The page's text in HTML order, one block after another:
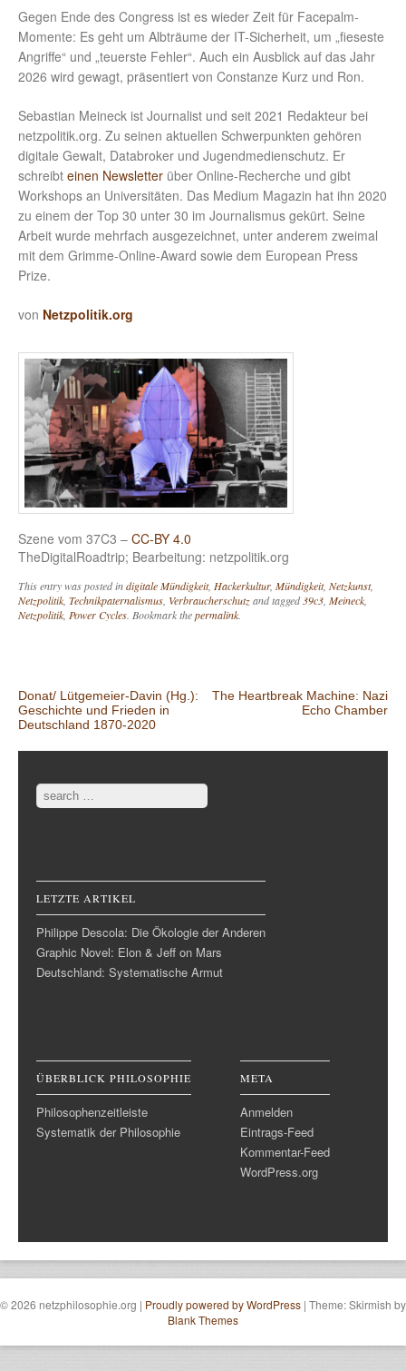
Gegen Ende des Congress ist es wieder Zeit für Facepalm-
Momente: Es geht um Albträume der IT-Sicherheit, um „fieseste
Angriffe“ und „teuerste Fehler“. Auch ein Ausblick auf das Jahr
2026 wird gewagt, präsentiert von Constanze Kurz und Ron.
Sebastian Meineck ist Journalist und seit 2021 Redakteur bei
netzpolitik.org. Zu seinen aktuellen Schwerpunkten gehören
digitale Gewalt, Databroker und Jugendmedienschutz. Er
schreibt einen Newsletter über Online-Recherche und gibt
Workshops an Universitäten. Das Medium Magazin hat ihn 2020
zu einem der Top 30 unter 30 im Journalismus gekürt. Seine
Arbeit wurde mehrfach ausgezeichnet, unter anderem zweimal
mit dem Grimme-Online-Award sowie dem European Press
Prize.
von Netzpolitik.org
Szene vom 37C3 – CC-BY 4.0
TheDigitalRoadtrip; Bearbeitung: netzpolitik.org
This entry was posted indigitale Mündigkeit, Hackerkultur, Mündigkeit, Netzkunst,
Netzpolitik Technikpaternalismus Verbraucherschutzand tagged 39c3 Meineck
Netzpolitik Power Cycles . Bookmark thepermalink
Post navigation
Donat/ Lütgemeier-Davin (Hg.):
Geschichte und Frieden in
Deutschland 1870-2020
The Heartbreak Machine: Nazi
Echo Chamber
Search
LETZTE ARTIKEL
Philippe Descola: Die Ökologie der Anderen
Graphic Novel: Elon & Jeff on Mars
Deutschland: Systematische Armut
ÜBERBLICK PHILOSOPHIE
Philosophenzeitleiste
Systematik der Philosophie
META
Anmelden
Eintrags-Feed
Kommentar-Feed
WordPress.org
© 2026 netzphilosophie.org | Proudly powered by WordPress | Theme: Skirmish by
Blank Themes